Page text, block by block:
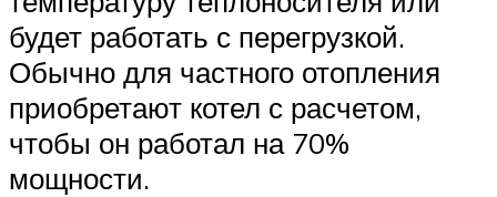
будет работать с перегрузкой.
Обычно для частного отопления
приобретают котел с расчетом,
чтобы он работал на 70%
мощности.